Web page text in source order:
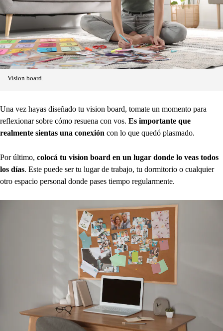
Vision board.
Una vez hayas diseñado tu vision board, tomate un momento para
reflexionar sobre cómo resuena con vos. Es importante que
realmente sientas una conexión con lo que quedó plasmado.
Por último, colocá tu vision board en un lugar donde lo veas todos
los días. Este puede ser tu lugar de trabajo, tu dormitorio o cualquier
otro espacio personal donde pases tiempo regularmente.